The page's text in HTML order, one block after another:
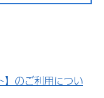
】のご利用につい